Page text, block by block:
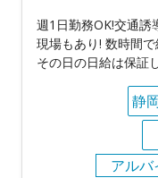
週1日勤務OK!交通誘
現場もあり! 数時間
その日の日給は保証
静
アルバ